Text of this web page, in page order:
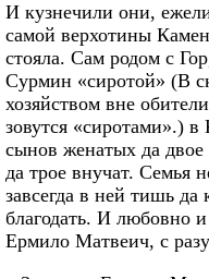
И кузнечили они,
самой верхотины
стояла. Сам родом с
Сурмин «сиротой» (В
хозяйством вне
зовутся «сиротами».)
сынов женатых да двое
да трое внучат. Семья
завсегда в ней тишь
благодать. И любовно
Ермило Матвеич, с